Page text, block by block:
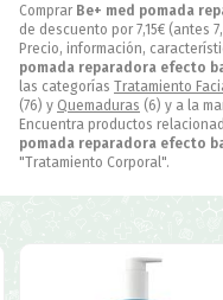
Comprar Be+ med pomada
de descuento por 7,15€ (antes
Precio, información,
pomada reparadora efecto
las categorías Tratamiento
(76) y Quemaduras (6) y a la
Encuentra productos
pomada reparadora efecto
"Tratamiento Corporal".